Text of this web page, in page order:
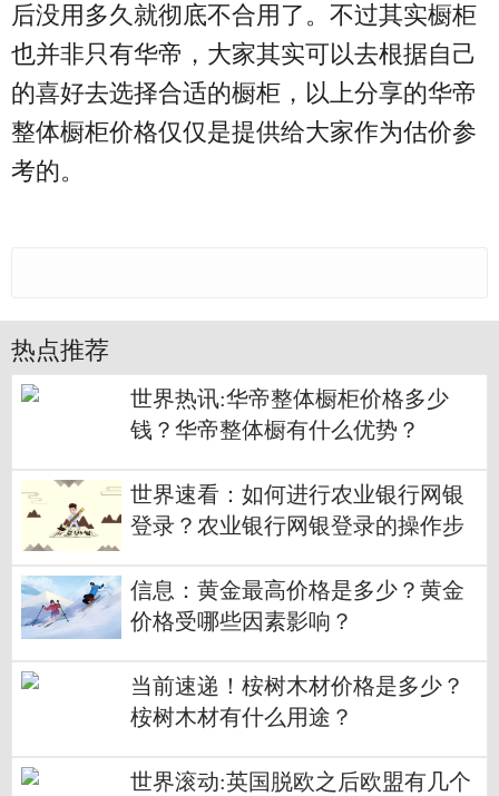
后没用多久就彻底不合用了。不过其实橱柜
也并非只有华帝，大家其实可以去根据自己
的喜好去选择合适的橱柜，以上分享的华帝
整体橱柜价格仅仅是提供给大家作为估价参
考的。
热点推荐
世界热讯:华帝整体橱柜价格多少
钱？华帝整体橱有什么优势？
世界速看：如何进行农业银行网银
登录？农业银行网银登录的操作步
信息：黄金最高价格是多少？黄金
价格受哪些因素影响？
当前速递！桉树木材价格是多少？
桉树木材有什么用途？
世界滚动:英国脱欧之后欧盟有几个